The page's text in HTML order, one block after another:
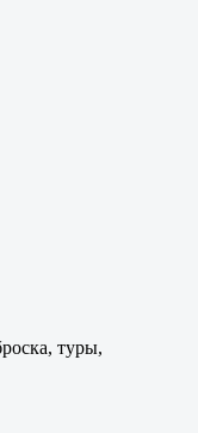
туры,